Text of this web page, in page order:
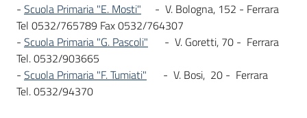
- Scuola Primaria "E. Mosti"
- V. Bologna, 152 - Ferrara
Tel 0532/765789 Fax 0532/764307
- Scuola Primaria "G. Pascoli"
- V. Goretti, 70 - Ferrara
Tel. 0532/903665
- Scuola Primaria "F. Tumiati"
- V. Bosi, 20 - Ferrara
Tel. 0532/94370